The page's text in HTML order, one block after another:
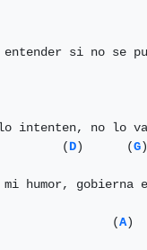
si no se
intenten, no lo
(D)      (G)
mi humor, gobierna
(A)